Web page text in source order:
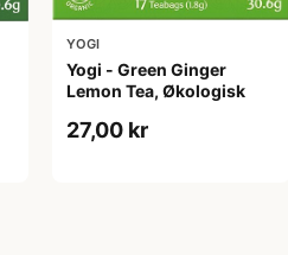
YOGI
Yogi - Green Ginger
Lemon Tea, Økologisk
27,00 kr